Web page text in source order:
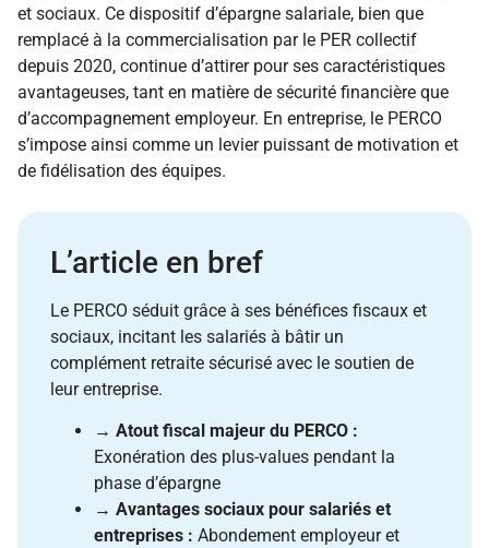
et sociaux. Ce dispositif d’épargne salariale, bien que
remplacé à la commercialisation par le PER collectif
depuis 2020, continue d’attirer pour ses caractéristiques
avantageuses, tant en matière de sécurité financière que
d’accompagnement employeur. En entreprise, le PERCO
s’impose ainsi comme un levier puissant de motivation et
de fidélisation des équipes.
L’article en bref
Le PERCO séduit grâce à ses bénéfices fiscaux et
sociaux, incitant les salariés à bâtir un
complément retraite sécurisé avec le soutien de
leur entreprise.
→ Atout fiscal majeur du PERCO :
Exonération des plus-values pendant la
phase d’épargne
→ Avantages sociaux pour salariés et
entreprises : Abondement employeur et